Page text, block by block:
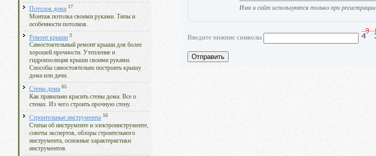
Потолок дома 17
Монтаж потолка своими руками. Типы и
особенности потолков.
Ремонт крыши 3
Самостоятельный ремонт крыши для более
хорошей прочности. Утепление и
гидроизоляция крыши своими руками.
Способы самостоятельно построить крышу
дома или дачи.
Стены дома 65
Как правильно красить стены дома. Все о
стенах. Из чего строить прочную стену.
Строительные инструменты 16
Статьи об инструменте и электроинструменте,
советы экспертов, обзоры строительного
инструмента, основные характеристики
инструментов.
Имя и сайт используются только при регистрации
Введите нижние символы
Отправить